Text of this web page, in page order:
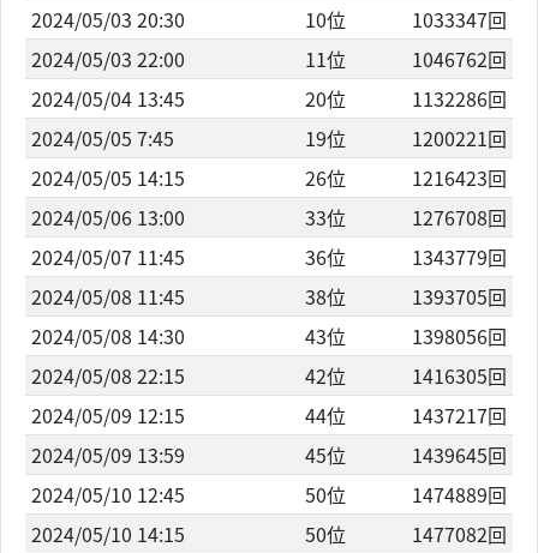
2024/05/03 20:30
10位
1033347回
2024/05/03 22:00
11位
1046762回
2024/05/04 13:45
20位
1132286回
2024/05/05 7:45
19位
1200221回
2024/05/05 14:15
26位
1216423回
2024/05/06 13:00
33位
1276708回
2024/05/07 11:45
36位
1343779回
2024/05/08 11:45
38位
1393705回
2024/05/08 14:30
43位
1398056回
2024/05/08 22:15
42位
1416305回
2024/05/09 12:15
44位
1437217回
2024/05/09 13:59
45位
1439645回
2024/05/10 12:45
50位
1474889回
2024/05/10 14:15
50位 1477082回